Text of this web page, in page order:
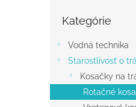
kategórie
Kategórie
Vodná technika
Starostlivosť o
Kosačky na
Rotačné